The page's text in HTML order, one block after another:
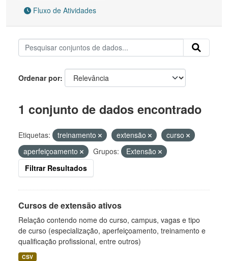
Fluxo de Atividades
Ordenar por
1 conjunto de dados encontrado
Etiquetas: treinamento extensão
curso
aperfeiçoamento
Grupos:
Extensão
Filtrar Resultados
Cursos de extensão ativos
Relação contendo nome do curso, campus, vagas e tipo
de curso (especialização, aperfeiçoamento, treinamento e
qualificação profissional, entre outros)
CSV